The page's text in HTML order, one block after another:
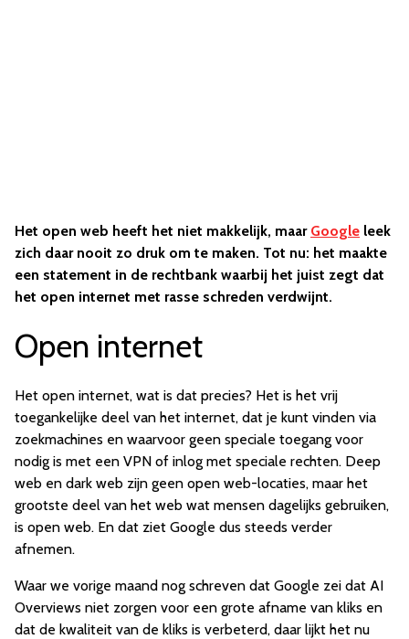
Het open web heeft het niet makkelijk, maar Google leek
zich daar nooit zo druk om te maken. Tot nu: het maakte
een statement in de rechtbank waarbij het juist zegt dat
het open internet met rasse schreden verdwijnt.
Open internet
Het open internet, wat is dat precies? Het is het vrij
toegankelijke deel van het internet, dat je kunt vinden via
zoekmachines en waarvoor geen speciale toegang voor
nodig is met een VPN of inlog met speciale rechten. Deep
web en dark web zijn geen open web-locaties, maar het
grootste deel van het web wat mensen dagelijks gebruiken,
is open web. En dat ziet Google dus steeds verder
afnemen.
Waar we vorige maand nog schreven dat Google zei dat AI
Overviews niet zorgen voor een grote afname van kliks en
dat de kwaliteit van de kliks is verbeterd, daar lijkt het nu